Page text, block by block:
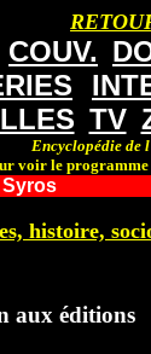
COUV.
TV
Encyclopédie de
voir le programme
histoire,
aux éditions